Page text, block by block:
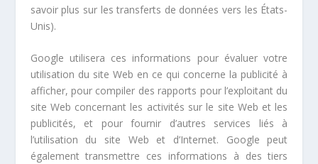
savoir plus sur les transferts de données vers les États-
Unis).
Google utilisera ces informations pour évaluer votre
utilisation du site Web en ce qui concerne la publicité à
afficher, pour compiler des rapports pour l’exploitant du
site Web concernant les activités sur le site Web et les
publicités, et pour fournir d’autres services liés à
l’utilisation du site Web et d’Internet. Google peut
également transmettre ces informations à des tiers